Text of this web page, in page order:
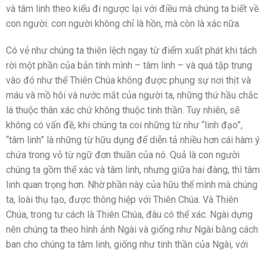
và tâm linh theo kiểu đi ngược lại với điều mà chúng ta biết về
con người: con người không chỉ là hồn, mà còn là xác nữa.
Có vẻ như chúng ta thiên lệch ngay từ điểm xuất phát khi tách
rời một phần của bản tính mình – tâm linh – và quá tập trung
vào đó như thể Thiên Chúa không được phụng sự nơi thịt và
máu và mồ hôi và nước mắt của người ta, những thứ hầu chắc
là thuộc thân xác chứ không thuộc tinh thần. Tuy nhiên, sẽ
không có vấn đề, khi chúng ta coi những từ như “linh đạo”,
“tâm linh” là những từ hữu dụng để diễn tả nhiều hơn cái hàm ý
chứa trong vỏ từ ngữ đơn thuần của nó. Quả là con người
chúng ta gồm thể xác và tâm linh, nhưng giữa hai đàng, thì tâm
linh quan trọng hơn. Nhờ phần này của hữu thể mình mà chúng
ta, loài thụ tạo, được thông hiệp với Thiên Chúa. Và Thiên
Chúa, trong tư cách là Thiên Chúa, đâu có thể xác. Ngài dựng
nên chúng ta theo hình ảnh Ngài và giống như Ngài bằng cách
ban cho chúng ta tâm linh, giống như tinh thần của Ngài, với